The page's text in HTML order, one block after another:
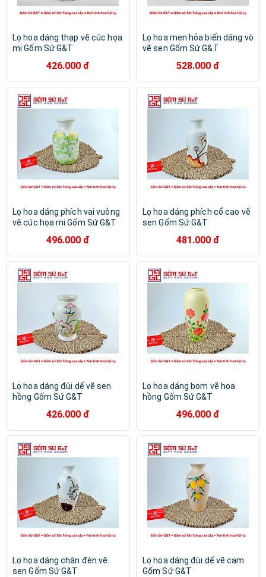
Lọ hoa dáng thạp vẽ cúc họa
mi Gốm Sứ G&T
426.000 đ
Lọ hoa men hỏa biến dáng vò
vẽ sen Gốm Sứ G&T
528.000 đ
Lọ hoa dáng phích vai vuông
vẽ cúc họa mi Gốm Sứ G&T
496.000 đ
Lọ hoa dáng phích cổ cao vẽ
sen Gốm Sứ G&T
481.000 đ
Lọ hoa dáng đùi dế vẽ sen
hồng Gốm Sứ G&T
426.000 đ
Lọ hoa dáng bom vẽ hoa
hồng Gốm Sứ G&T
496.000 đ
Lọ hoa dáng chân đèn vẽ
sen Gốm Sứ G&T
Lọ hoa dáng đùi dế vẽ cam
Gốm Sứ G&T